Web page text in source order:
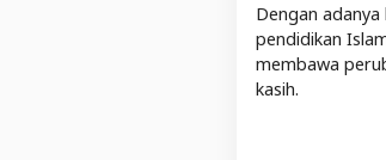
Dengan
pendidikan
membawa
kasih.